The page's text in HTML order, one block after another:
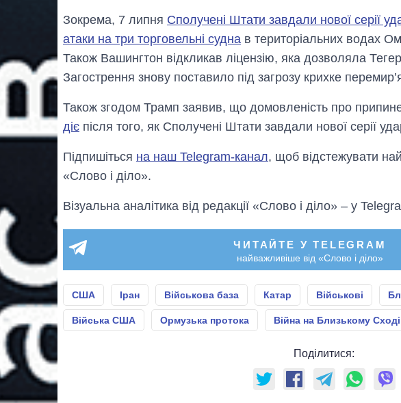
Зокрема, 7 липня Сполучені Штати завдали нової серії
атаки на три торговельні судна в територіальних водах
Також Вашингтон відкликав ліцензію, яка дозволяла
Загострення знову поставило під загрозу крихке
Також згодом Трамп заявив, що домовленість про
діє після того, як Сполучені Штати завдали нової серії
Підпишіться на наш Telegram-канал, щоб відстежувати
«Слово і діло».
Візуальна аналітика від редакції «Слово і діло» – у
ЧИТАЙТЕ У TELEGRAM
найважливіше від «Слово і діло»
США Іран Військова база Катар Військові
Війська США Ормузька протока Війна на Близькому Сході
Поділитися: